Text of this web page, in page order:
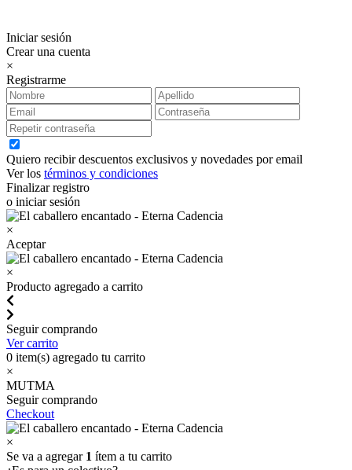
Iniciar sesión
Crear una cuenta
×
Registrarme
Quiero recibir descuentos exclusivos y novedades por email
Ver los términos y condiciones
Finalizar registro
o iniciar sesión
×
Aceptar
×
Producto agregado a carrito
Seguir comprando
Ver carrito
0 item(s) agregado tu carrito
×
MUTMA
Seguir comprando
Checkout
×
Se va a agregar 1 ítem a tu carrito